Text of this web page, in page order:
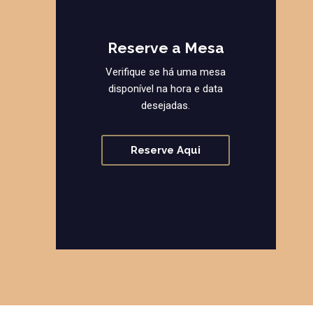
Reserve a Mesa
Verifique se há uma mesa
disponível na hora e data
desejadas.
Reserve Aqui